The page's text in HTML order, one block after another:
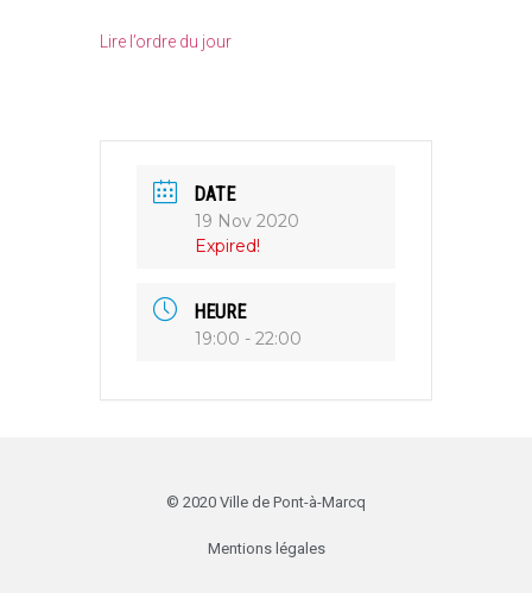
Lire l’ordre du jour
DATE
19 Nov 2020
Expired!
HEURE
19:00 - 22:00
© 2020 Ville de Pont-à-Marcq
Mentions légales